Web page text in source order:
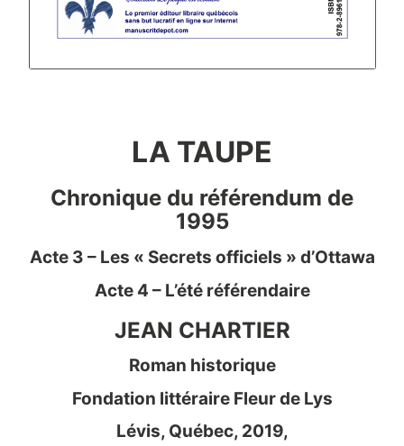
LA TAUPE
Chronique du référendum de
1995
Acte 3 – Les « Secrets officiels » d’Ottawa
Acte 4 – L’été référendaire
JEAN CHARTIER
Roman historique
Fondation littéraire Fleur de Lys
Lévis, Québec, 2019,